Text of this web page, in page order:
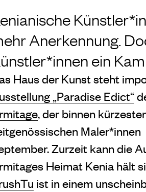
Anerkennung.
ein
Haus der Kunst steht
„Paradise Edict“
, der binnen
Zurzeit kann die
Heimat Kenia hält
ist in einem